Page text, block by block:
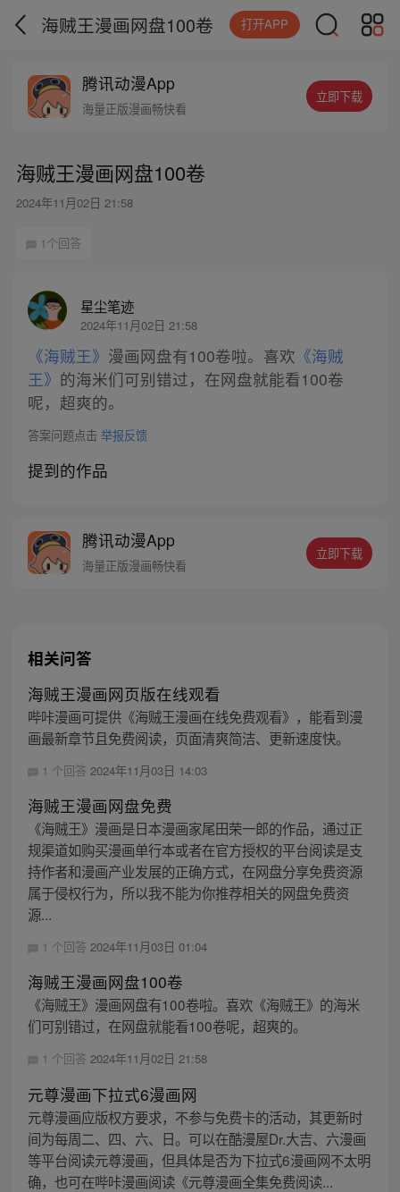
海贼王漫画网盘100卷 打开APP
腾讯动漫App
海量正版漫画畅快看
立即下载
海贼王漫画网盘100卷
2024年11月02日 21:58
1个回答
星尘笔迹
2024年11月02日 21:58
《海贼王》 漫画网盘有100卷啦。喜欢 《海贼
王》 的海米们可别错过，在网盘就能看100卷
呢，超爽的。
答案问题点击 举报反馈
提到的作品
腾讯动漫App
海量正版漫画畅快看
立即下载
相关问答
海贼王漫画网页版在线观看
哔咔漫画可提供《海贼王漫画在线免费观看》，能看到漫
画最新章节且免费阅读，页面清爽简洁、更新速度快。
1 个回答 2024年11月03日 14:03
海贼王漫画网盘免费
《海贼王》漫画是日本漫画家尾田荣一郎的作品，通过正
规渠道如购买漫画单行本或者在官方授权的平台阅读是支
持作者和漫画产业发展的正确方式，在网盘分享免费资源
属于侵权行为，所以我不能为你推荐相关的网盘免费资
源...
1 个回答 2024年11月03日 01:04
海贼王漫画网盘100卷
《海贼王》漫画网盘有100卷啦。喜欢《海贼王》的海米
们可别错过，在网盘就能看100卷呢，超爽的。
1 个回答 2024年11月02日 21:58
元尊漫画下拉式6漫画网
元尊漫画应版权方要求，不参与免费卡的活动，其更新时
间为每周二、四、六、日。可以在酷漫屋Dr.大吉、六漫画
等平台阅读元尊漫画，但具体是否为下拉式6漫画网不太明
确，也可在哔咔漫画阅读《元尊漫画全集免费阅读...